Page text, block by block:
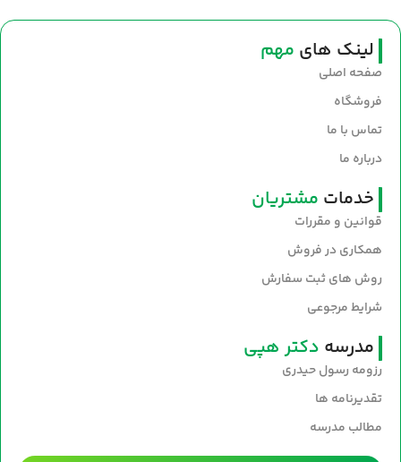
خوش‌عطر و صبحانه‌های مقوی است. سلامت
و طعم اصیل را با روغن نیک‌منش به
سفره‌های خود بیاورید.
لینک های مهم
صفحه اصلی
فروشگاه
تماس با ما
درباره ما
خدمات مشتریان
قوانین و مقررات
همکاری در فروش
روش های ثبت سفارش
شرایط مرجوعی
مدرسه دکتر هپی
رزومه رسول حیدری
تقدیرنامه ها
مطالب مدرسه